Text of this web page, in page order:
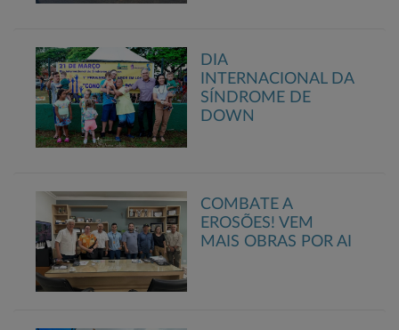
DIA
INTERNACIONAL DA
SÍNDROME DE
DOWN
COMBATE A
EROSÕES! VEM
MAIS OBRAS POR AI